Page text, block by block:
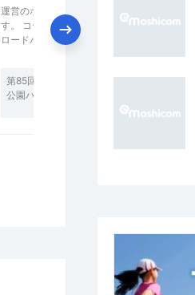
運営のホスピタリティはとても良かったで
す。 コースも平坦で走りやすかったです。
ロードバイクが多かったですが、そこは…
第85回スポーツメイトラン東大島小松川
公園ハーフマラソン【計測チップ有り】
2026/7/26